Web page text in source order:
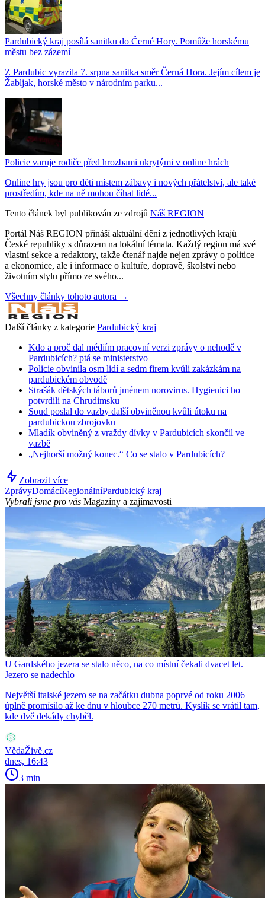
Pardubický kraj posílá sanitku do Černé Hory. Pomůže horskému
městu bez zázemí
Z Pardubic vyrazila 7. srpna sanitka směr Černá Hora. Jejím cílem je
Žabljak, horské město v národním parku...
Policie varuje rodiče před hrozbami ukrytými v online hrách
Online hry jsou pro děti místem zábavy i nových přátelství, ale také
prostředím, kde na ně mohou číhat lidé...
Tento článek byl publikován ze zdrojů Náš REGION
Portál Náš REGION přináší aktuální dění z jednotlivých krajů
České republiky s důrazem na lokální témata. Každý region má své
vlastní sekce a redaktory, takže čtenář najde nejen zprávy o politice
a ekonomice, ale i informace o kultuře, dopravě, školství nebo
životním stylu přímo ze svého...
Všechny články tohoto autora →
Další články z kategorie Pardubický kraj
Kdo a proč dal médiím pracovní verzi zprávy o nehodě v
Pardubicích? ptá se ministerstvo
Policie obvinila osm lidí a sedm firem kvůli zakázkám na
pardubickém obvodě
Strašák dětských táborů jménem norovirus. Hygienici ho
potvrdili na Chrudimsku
Soud poslal do vazby další obviněnou kvůli útoku na
pardubickou zbrojovku
Mladík obviněný z vraždy dívky v Pardubicích skončil ve
vazbě
„Nejhorší možný konec.“ Co se stalo v Pardubicích?
Zobrazit více
ZprávyDomácíRegionálníPardubický kraj
Vybrali jsme pro vás Magazíny a zajímavosti
U Gardského jezera se stalo něco, na co místní čekali dvacet let.
Jezero se nadechlo
Největší italské jezero se na začátku dubna poprvé od roku 2006
úplně promísilo až ke dnu v hloubce 270 metrů. Kyslík se vrátil tam,
kde dvě dekády chyběl.
VědaŽivě.cz
dnes, 16:43
3 min